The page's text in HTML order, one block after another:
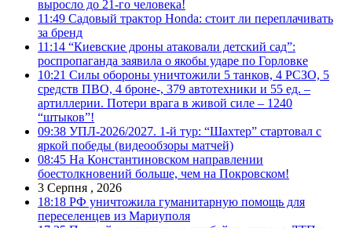
выросло до 21-го человека!
11:49 Садовый трактор Honda: стоит ли переплачивать
за бренд
11:14 “Киевские дроны атаковали детский сад”:
роспропаганда заявила о якобы ударе по Горловке
10:21 Силы обороны уничтожили 5 танков, 4 РСЗО, 5
средств ПВО, 4 броне-, 379 автотехники и 55 ед. –
артиллерии. Потери врага в живой силе – 1240
“штыков”!
09:38 УПЛ-2026/2027. 1-й тур: “Шахтер” стартовал с
яркой победы (видеообзоры матчей)
08:45 На Константиновском направлении
боестолкновений больше, чем на Покровском!
3 Серпня , 2026
18:18 РФ уничтожила гуманитарную помощь для
переселенцев из Мариуполя